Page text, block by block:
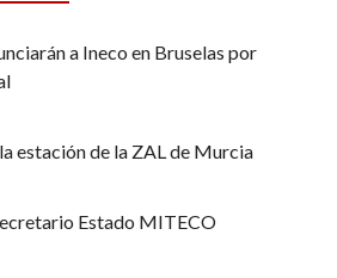
a Ineco en Bruselas por
estación de la ZAL de Murcia
Estado MITECO